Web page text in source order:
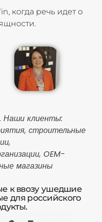
когда речь идет о
Наши клиенты:
строительные
OEM-
магазины
к ввозу ушедшие
для российского